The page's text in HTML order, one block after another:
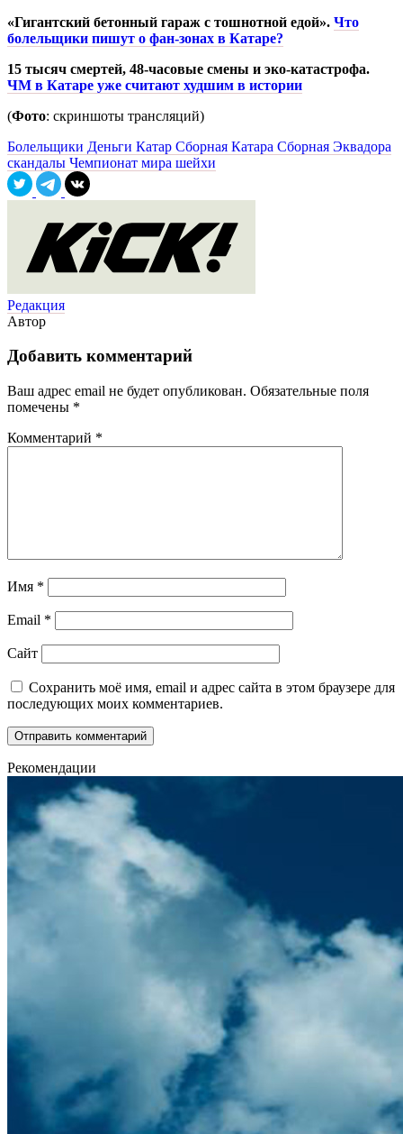
«Гигантский бетонный гараж с тошнотной едой». Что
болельщики пишут о фан-зонах в Катаре?
15 тысяч смертей, 48-часовые смены и эко-катастрофа.
ЧМ в Катаре уже считают худшим в истории
(Фото: скриншоты трансляций)
Болельщики Деньги Катар Сборная Катара Сборная Эквадора
скандалы Чемпионат мира шейхи
Редакция
Автор
Добавить комментарий
Ваш адрес email не будет опубликован. Обязательные поля
помечены *
Комментарий *
Имя *
Email *
Сайт
Сохранить моё имя, email и адрес сайта в этом браузере для
последующих моих комментариев.
Рекомендации